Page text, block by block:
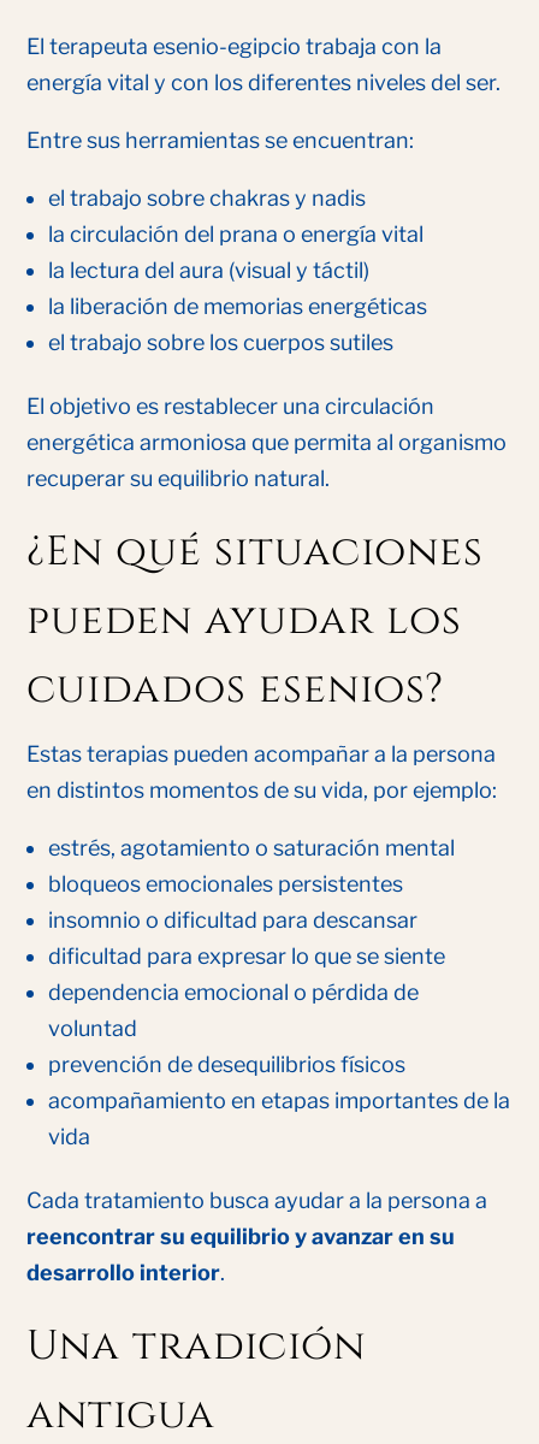
El terapeuta esenio-egipcio trabaja con la
energía vital y con los diferentes niveles del ser.
Entre sus herramientas se encuentran:
el trabajo sobre chakras y nadis
la circulación del prana o energía vital
la lectura del aura (visual y táctil)
la liberación de memorias energéticas
el trabajo sobre los cuerpos sutiles
El objetivo es restablecer una circulación
energética armoniosa que permita al organismo
recuperar su equilibrio natural.
¿En qué situaciones
pueden ayudar los
cuidados esenios?
Estas terapias pueden acompañar a la persona
en distintos momentos de su vida, por ejemplo:
estrés, agotamiento o saturación mental
bloqueos emocionales persistentes
insomnio o dificultad para descansar
dificultad para expresar lo que se siente
dependencia emocional o pérdida de
voluntad
prevención de desequilibrios físicos
acompañamiento en etapas importantes de la
vida
Cada tratamiento busca ayudar a la persona a
reencontrar su equilibrio y avanzar en su
desarrollo interior.
Una tradición
antigua